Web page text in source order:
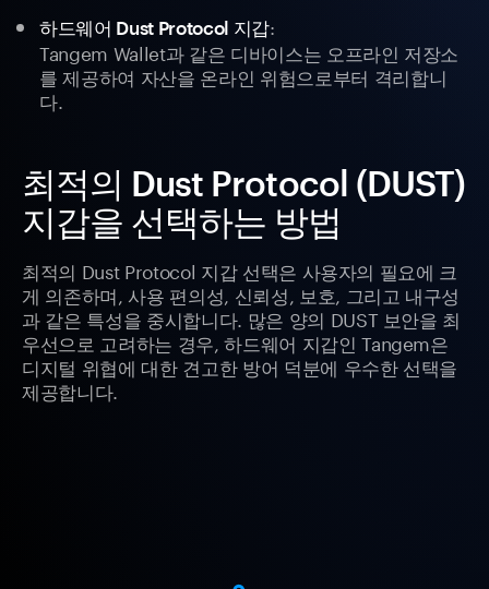
하드웨어 Dust Protocol 지갑:
Tangem Wallet과 같은 디바이스는 오프라인 저장소
를 제공하여 자산을 온라인 위험으로부터 격리합니
다.
최적의 Dust Protocol (DUST)
지갑을 선택하는 방법
최적의 Dust Protocol 지갑 선택은 사용자의 필요에 크
게 의존하며, 사용 편의성, 신뢰성, 보호, 그리고 내구성
과 같은 특성을 중시합니다. 많은 양의 DUST 보안을 최
우선으로 고려하는 경우, 하드웨어 지갑인 Tangem은
디지털 위협에 대한 견고한 방어 덕분에 우수한 선택을
제공합니다.